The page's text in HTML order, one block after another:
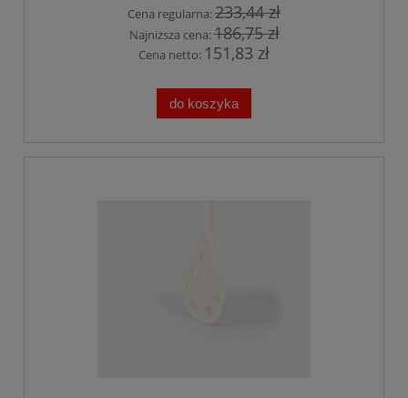
Cena regularna:233,44 zł
Najniższa cena:186,75 zł
Cena netto: 151,83 zł
do koszyka